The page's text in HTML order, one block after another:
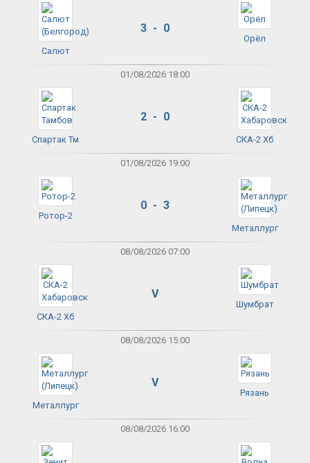
Салют
3 - 0
Орёл
01/08/2026 18:00
Спартак Тм
2 - 0
СКА-2 Хб
01/08/2026 19:00
Ротор-2
0 - 3
Металлург
08/08/2026 07:00
СКА-2 Хб
V
Шумбрат
08/08/2026 15:00
Металлург
V
Рязань
08/08/2026 16:00